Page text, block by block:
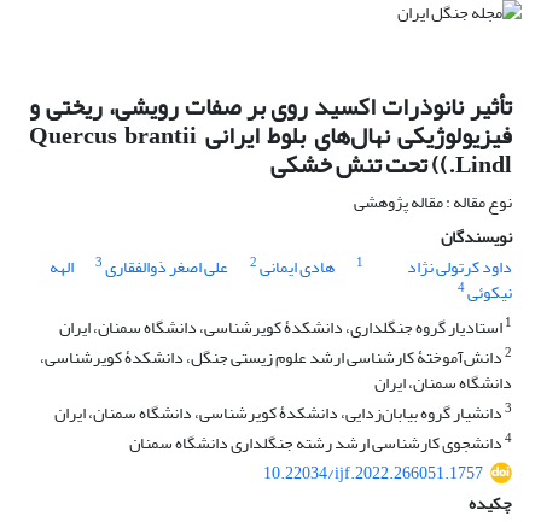
تأثیر نانوذرات اکسید روی بر صفات رویشی، ریختی و
فیزیولوژیکی نهال‌های بلوط ایرانی Quercus brantii
Lindl.)) تحت تنش خشکی
نوع مقاله : مقاله پژوهشی
نویسندگان
داود کرتولی نژاد
1 هادی ایمانی2 علی اصغر ذوالفقاری3 الهه
نیکوئی4
1استادیار گروه جنگلداری، دانشکدۀ کویرشناسی، دانشگاه سمنان، ایران
2دانش‌آموختۀ کارشناسی ارشد علوم زیستی جنگل، دانشکدۀ کویرشناسی،
دانشگاه سمنان، ایران
3دانشیار گروه بیابان‌زدایی، دانشکدۀ کویرشناسی، دانشگاه سمنان، ایران
4دانشجوی کارشناسی ارشد رشته جنگلداری دانشگاه سمنان
10.22034/ijf.2022.266051.1757
چکیده